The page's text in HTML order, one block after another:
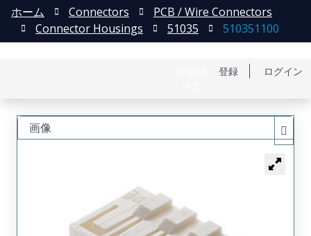
登録 ログイン
ホーム Connectors
PCB / Wire Connectors
Connector Housings
51035 510351100
画像